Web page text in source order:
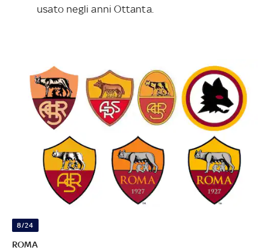
usato negli anni Ottanta.
8/24
ROMA